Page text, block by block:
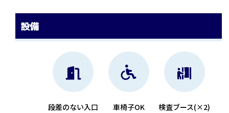
設備
段差のない入口 車椅子OK 検査ブース(×2)